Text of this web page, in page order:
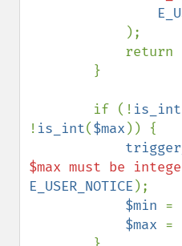
);
            return
        if (!
is_int
! is_int($max )) {
$max must be
E_USER_NOTICE );
$min =
$max =